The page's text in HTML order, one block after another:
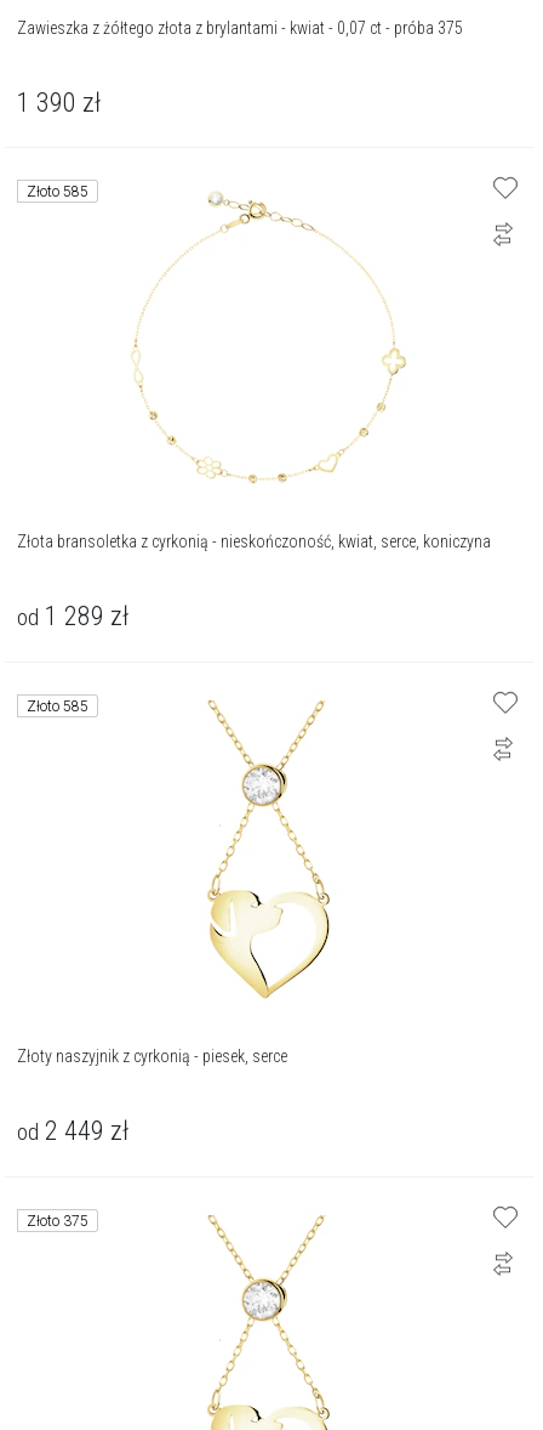
Zawieszka z żółtego złota z brylantami - kwiat - 0,07 ct - próba 375
1 390 zł
Złoto 585
Złota bransoletka z cyrkonią - nieskończoność, kwiat, serce, koniczyna
od 1 289 zł
Złoto 585
Złoty naszyjnik z cyrkonią - piesek, serce
od 2 449 zł
Złoto 375